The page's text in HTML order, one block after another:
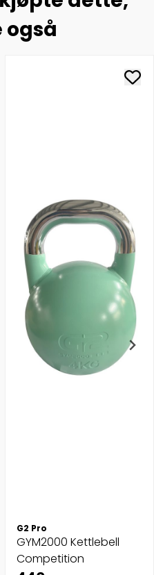
også
G2 Pro
GYM2000 Kettlebell
Competition